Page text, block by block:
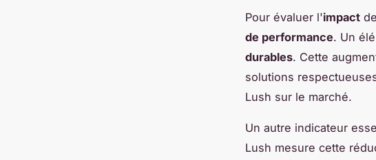
Pour évaluer l'impact
de performance. Un
durables. Cette
solutions
Lush sur le marché.
Un autre indicateur
Lush mesure cette